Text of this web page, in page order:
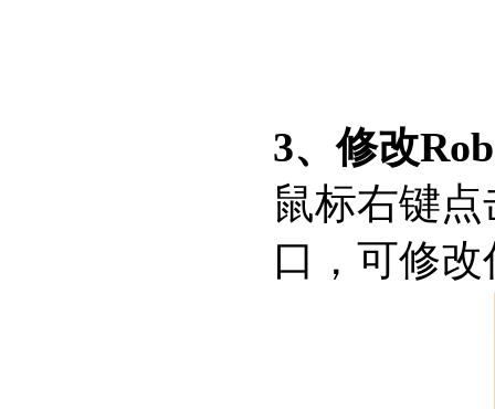
3、修改
鼠标右键点
口，可修